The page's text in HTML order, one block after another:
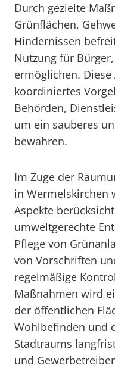
Durch gezielte
Grünflächen,
Hindernissen
Nutzung für
ermöglichen.
koordiniertes
Behörden,
um ein sauberes
bewahren.
Im Zuge der
in Wermelskirchen
Aspekte
umweltgerechte
Pflege von
von Vorschriften
regelmäßige
Maßnahmen wird
der öffentlichen
Wohlbefinden und
Stadtraums
und